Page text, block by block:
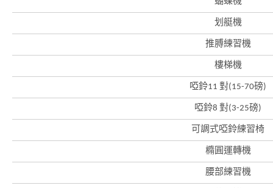
划艇機
推膊練習機
樓梯機
啞鈴11 對(15-70磅)
啞鈴8 對(3-25磅)
可調式啞鈴練習椅
橢圓運轉機
腰部練習機